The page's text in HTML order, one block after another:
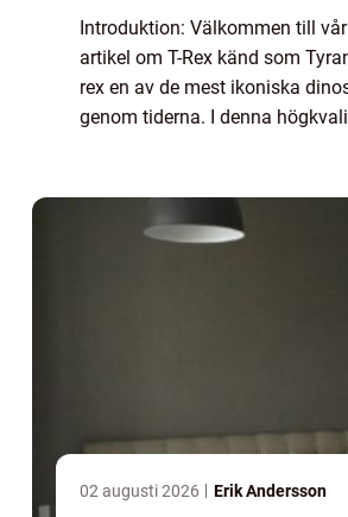
Introduktion: Välkommen till
artikel om T-Rex känd som
rex en av de mest ikoniska
genom tiderna. I denna
02 augusti 2026 Erik Andersson